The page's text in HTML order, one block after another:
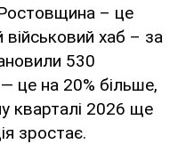
– це
військовий хаб – за
530
це на 20% більше,
кварталі 2026 ще
зростає.